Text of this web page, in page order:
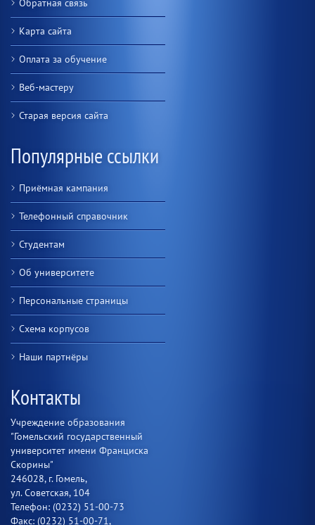
Карта сайта
Оплата за обучение
Веб-мастеру
Старая версия сайта
Популярные ссылки
Приёмная кампания
Телефонный справочник
Студентам
Об университете
Персональные страницы
Схема корпусов
Наши партнёры
Контакты
Учреждение образования
"Гомельский государственный
университет имени Франциска
Скорины"
246028, г. Гомель,
ул. Советская, 104
Телефон: (0232) 51-00-73
Факс: (0232) 51-00-71,